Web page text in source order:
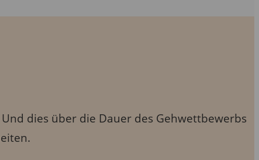
dies über die Dauer des Gehwettbewerbs